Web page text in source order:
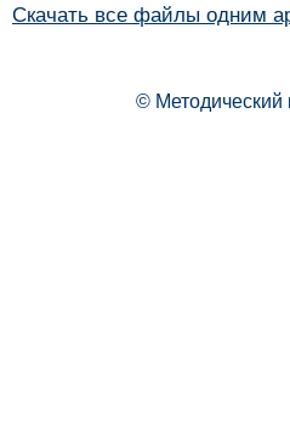
Скачать все файлы одним
© Методический